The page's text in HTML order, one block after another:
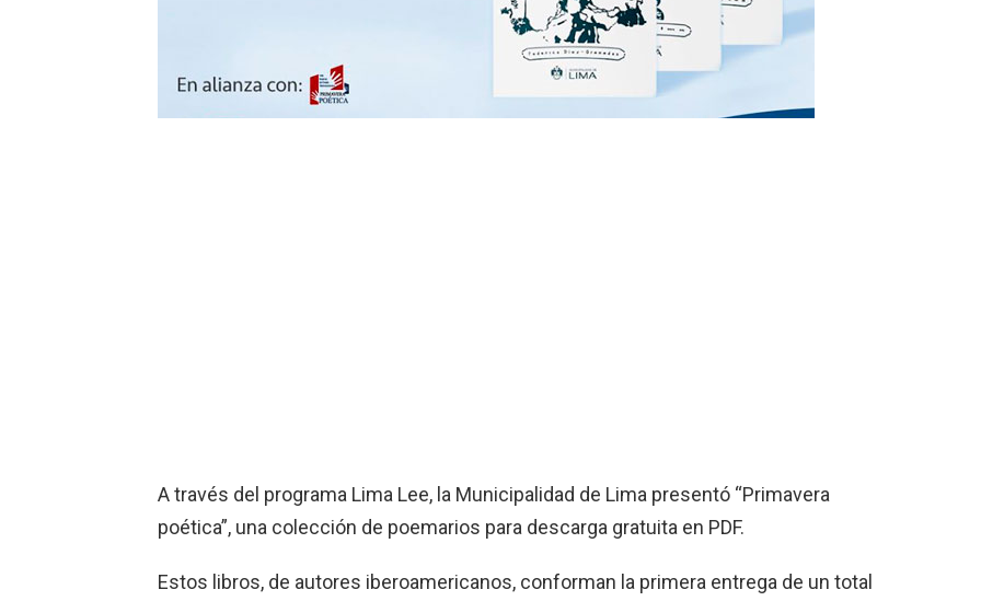
A través del programa Lima Lee, la Municipalidad de Lima presentó “Primavera
poética”, una colección de poemarios para descarga gratuita en PDF.
Estos libros, de autores iberoamericanos, conforman la primera entrega de un total